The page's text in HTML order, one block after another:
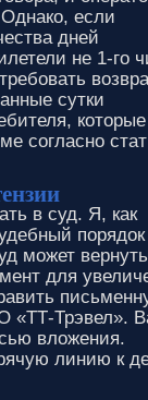
если
дней
не 1-го
сутки
которые
согласно
в суд. Я, как
порядок
может
для
«ТТ-Трэвел».
вложения.
линию к